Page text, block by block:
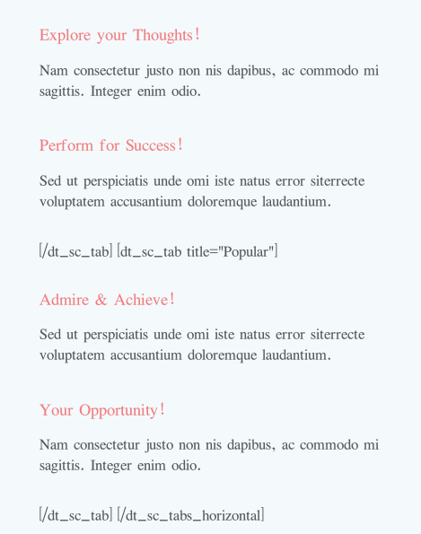
Explore your Thoughts!
Nam consectetur justo non nis dapibus, ac commodo mi
sagittis. Integer enim odio.
Perform for Success!
Sed ut perspiciatis unde omi iste natus error siterrecte
voluptatem accusantium doloremque laudantium.
[/dt_sc_tab] [dt_sc_tab title="Popular"]
Admire & Achieve!
Sed ut perspiciatis unde omi iste natus error siterrecte
voluptatem accusantium doloremque laudantium.
Your Opportunity!
Nam consectetur justo non nis dapibus, ac commodo mi
sagittis. Integer enim odio.
[/dt_sc_tab] [/dt_sc_tabs_horizontal]